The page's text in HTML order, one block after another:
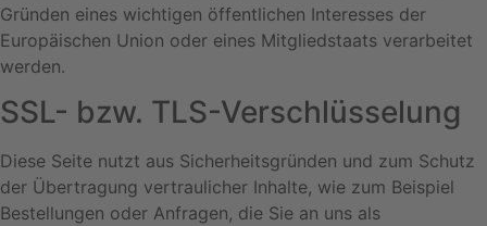
Gründen eines wichtigen öffentlichen Interesses der
Europäischen Union oder eines Mitgliedstaats verarbeitet
werden.
SSL- bzw. TLS-Verschlüsselung
Diese Seite nutzt aus Sicherheitsgründen und zum Schutz
der Übertragung vertraulicher Inhalte, wie zum Beispiel
Bestellungen oder Anfragen, die Sie an uns als